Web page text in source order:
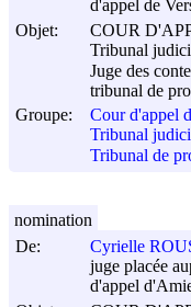
d'appel de
Objet:
COUR
Tribunal
Juge des
tribunal de
Groupe:
Cour d'appel
Tribunal
Tribunal de
De:
Cyrielle
juge placée
d'appel
nomination